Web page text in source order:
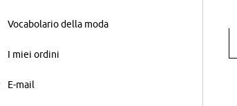
Vocabolario della moda
I miei ordini
E-mail